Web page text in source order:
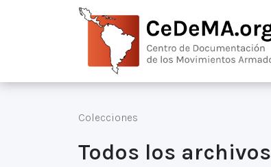
Colecciones
Todos los archivos